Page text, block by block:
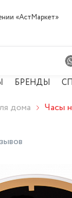
«АстМарке‪т‬»
БРЕНДЫ
дома Часы